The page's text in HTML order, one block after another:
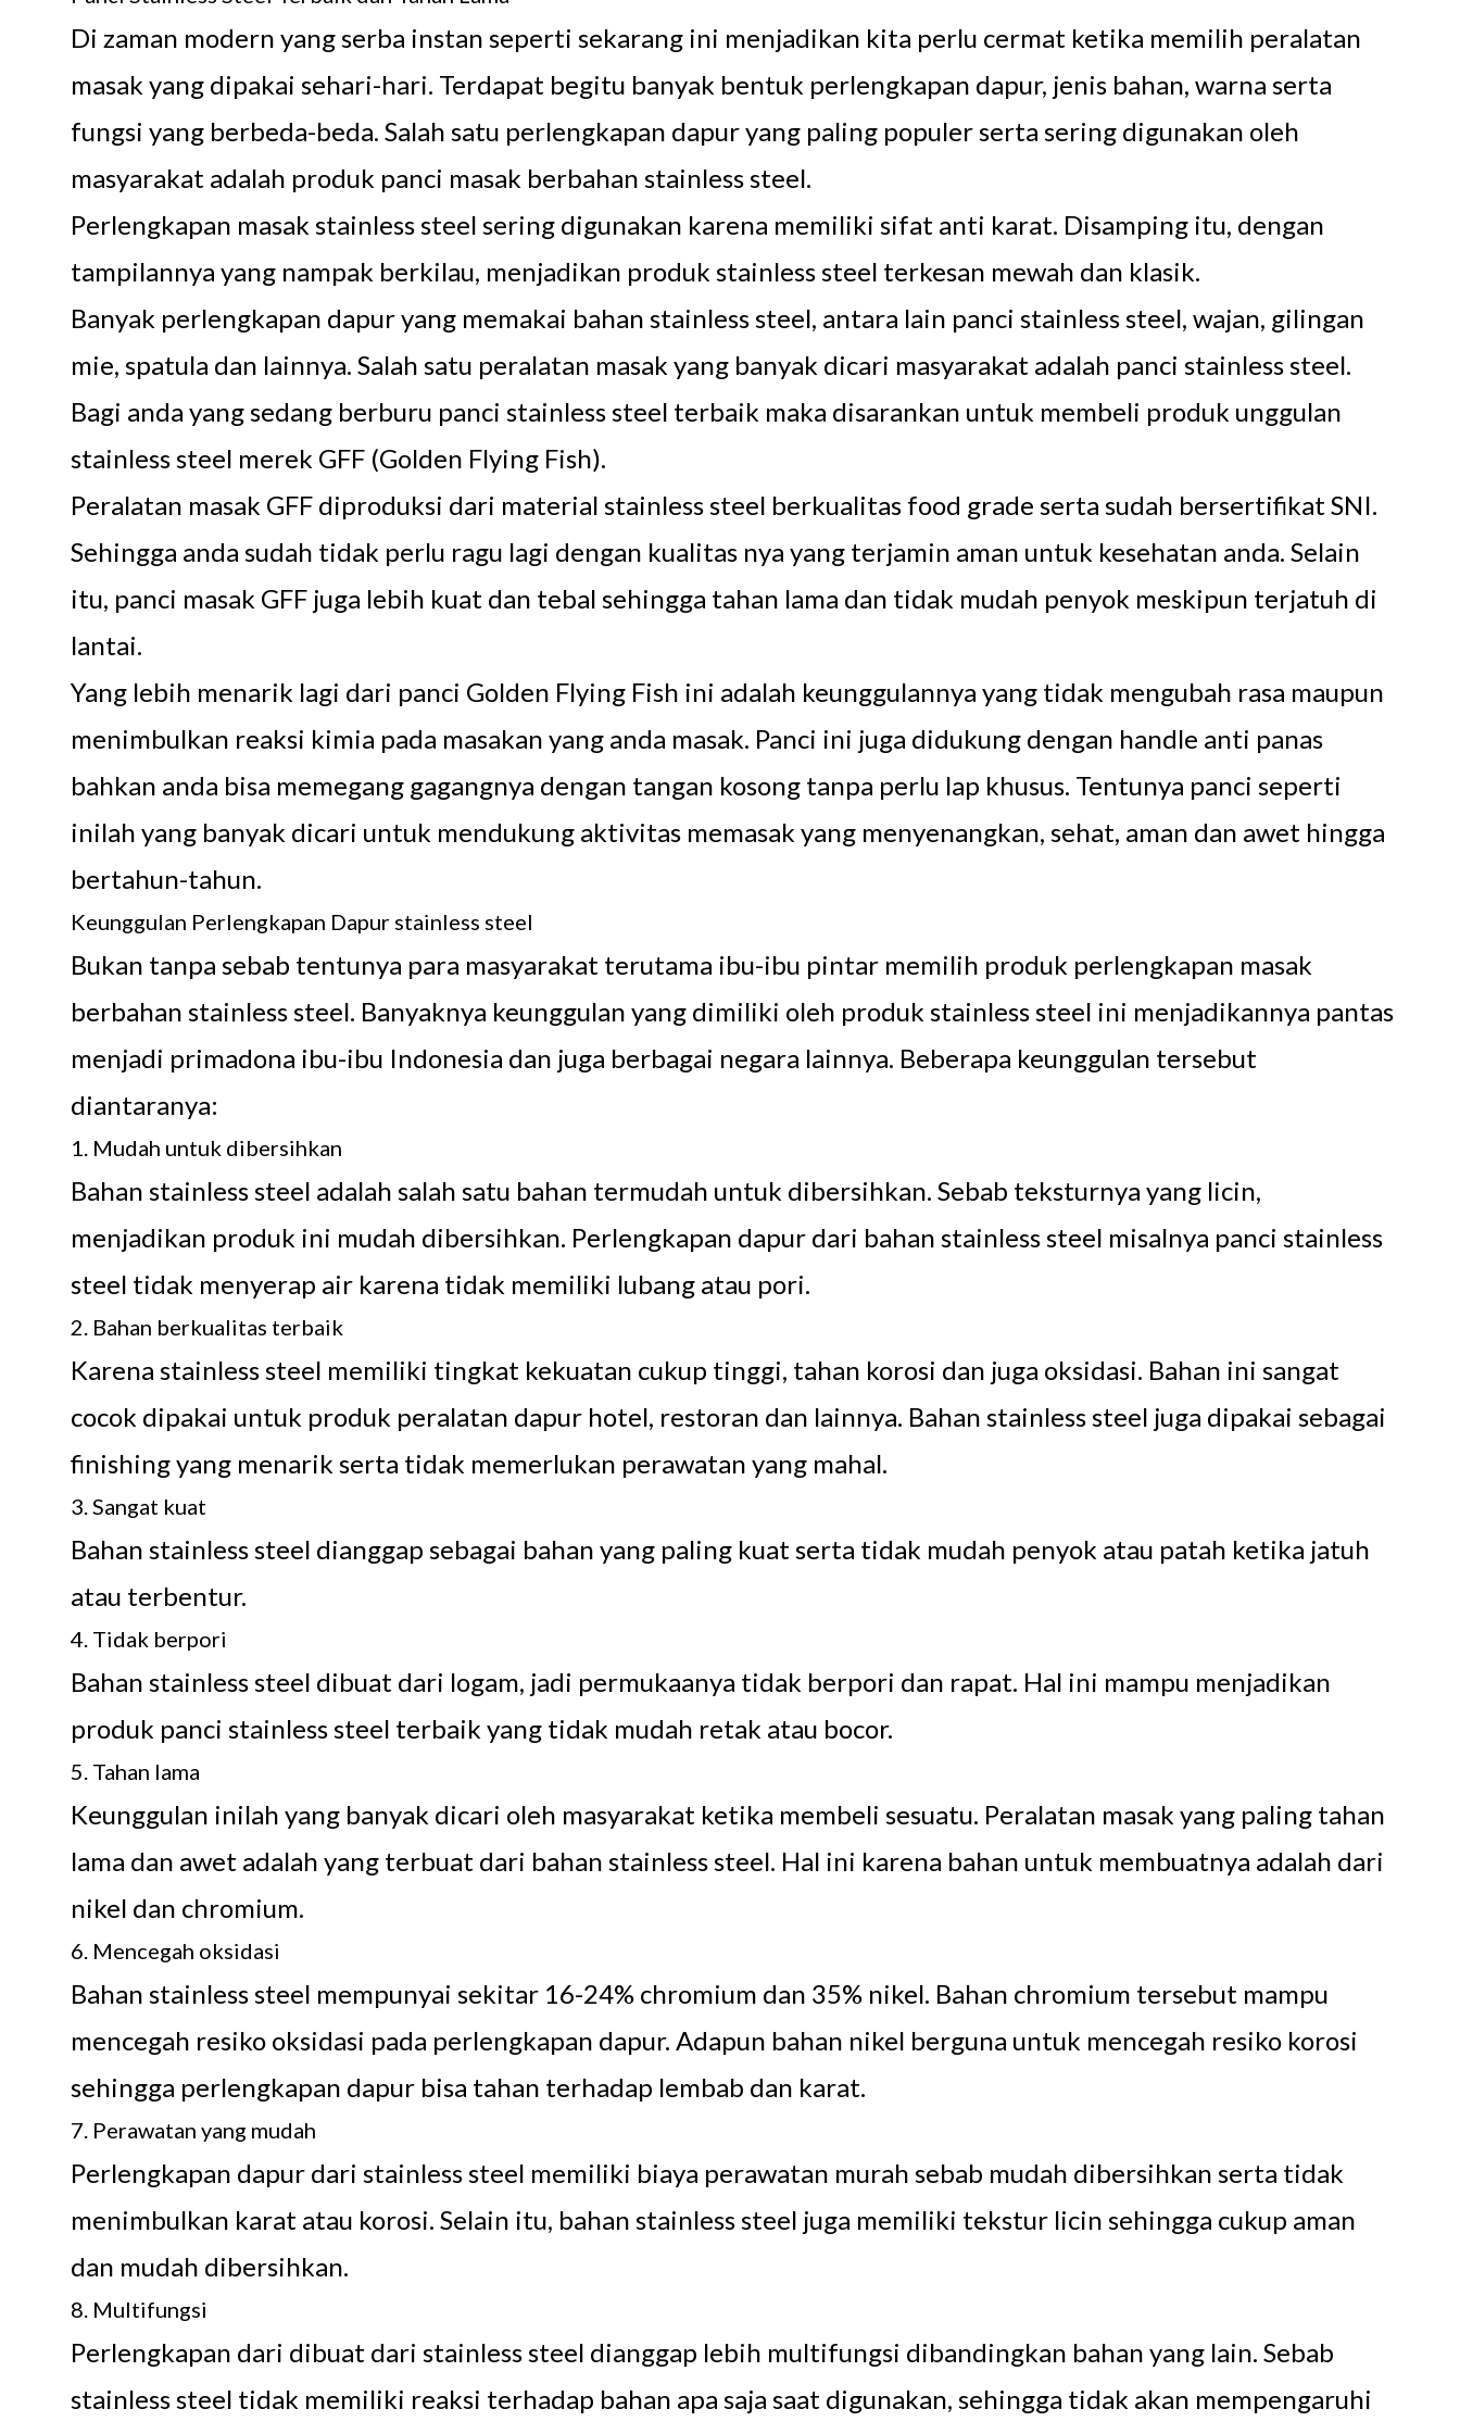
Di zaman modern yang serba instan seperti sekarang ini menjadikan kita perlu cermat ketika memilih peralatan
masak yang dipakai sehari-hari. Terdapat begitu banyak bentuk perlengkapan dapur, jenis bahan, warna serta
fungsi yang berbeda-beda. Salah satu perlengkapan dapur yang paling populer serta sering digunakan oleh
masyarakat adalah produk panci masak berbahan stainless steel.
Perlengkapan masak stainless steel sering digunakan karena memiliki sifat anti karat. Disamping itu, dengan
tampilannya yang nampak berkilau, menjadikan produk stainless steel terkesan mewah dan klasik.
Banyak perlengkapan dapur yang memakai bahan stainless steel, antara lain panci stainless steel, wajan, gilingan
mie, spatula dan lainnya. Salah satu peralatan masak yang banyak dicari masyarakat adalah panci stainless steel.
Bagi anda yang sedang berburu panci stainless steel terbaik maka disarankan untuk membeli produk unggulan
stainless steel merek GFF (Golden Flying Fish).
Peralatan masak GFF diproduksi dari material stainless steel berkualitas food grade serta sudah bersertifikat SNI.
Sehingga anda sudah tidak perlu ragu lagi dengan kualitas nya yang terjamin aman untuk kesehatan anda. Selain
itu, panci masak GFF juga lebih kuat dan tebal sehingga tahan lama dan tidak mudah penyok meskipun terjatuh di
lantai.
Yang lebih menarik lagi dari panci Golden Flying Fish ini adalah keunggulannya yang tidak mengubah rasa maupun
menimbulkan reaksi kimia pada masakan yang anda masak. Panci ini juga didukung dengan handle anti panas
bahkan anda bisa memegang gagangnya dengan tangan kosong tanpa perlu lap khusus. Tentunya panci seperti
inilah yang banyak dicari untuk mendukung aktivitas memasak yang menyenangkan, sehat, aman dan awet hingga
bertahun-tahun.
Keunggulan Perlengkapan Dapur stainless steel
Bukan tanpa sebab tentunya para masyarakat terutama ibu-ibu pintar memilih produk perlengkapan masak
berbahan stainless steel. Banyaknya keunggulan yang dimiliki oleh produk stainless steel ini menjadikannya pantas
menjadi primadona ibu-ibu Indonesia dan juga berbagai negara lainnya. Beberapa keunggulan tersebut
diantaranya:
1. Mudah untuk dibersihkan
Bahan stainless steel adalah salah satu bahan termudah untuk dibersihkan. Sebab teksturnya yang licin,
menjadikan produk ini mudah dibersihkan. Perlengkapan dapur dari bahan stainless steel misalnya panci stainless
steel tidak menyerap air karena tidak memiliki lubang atau pori.
2. Bahan berkualitas terbaik
Karena stainless steel memiliki tingkat kekuatan cukup tinggi, tahan korosi dan juga oksidasi. Bahan ini sangat
cocok dipakai untuk produk peralatan dapur hotel, restoran dan lainnya. Bahan stainless steel juga dipakai sebagai
finishing yang menarik serta tidak memerlukan perawatan yang mahal.
3. Sangat kuat
Bahan stainless steel dianggap sebagai bahan yang paling kuat serta tidak mudah penyok atau patah ketika jatuh
atau terbentur.
4. Tidak berpori
Bahan stainless steel dibuat dari logam, jadi permukaanya tidak berpori dan rapat. Hal ini mampu menjadikan
produk panci stainless steel terbaik yang tidak mudah retak atau bocor.
5. Tahan lama
Keunggulan inilah yang banyak dicari oleh masyarakat ketika membeli sesuatu. Peralatan masak yang paling tahan
lama dan awet adalah yang terbuat dari bahan stainless steel. Hal ini karena bahan untuk membuatnya adalah dari
nikel dan chromium.
6. Mencegah oksidasi
Bahan stainless steel mempunyai sekitar 16-24% chromium dan 35% nikel. Bahan chromium tersebut mampu
mencegah resiko oksidasi pada perlengkapan dapur. Adapun bahan nikel berguna untuk mencegah resiko korosi
sehingga perlengkapan dapur bisa tahan terhadap lembab dan karat.
7. Perawatan yang mudah
Perlengkapan dapur dari stainless steel memiliki biaya perawatan murah sebab mudah dibersihkan serta tidak
menimbulkan karat atau korosi. Selain itu, bahan stainless steel juga memiliki tekstur licin sehingga cukup aman
dan mudah dibersihkan.
8. Multifungsi
Perlengkapan dari dibuat dari stainless steel dianggap lebih multifungsi dibandingkan bahan yang lain. Sebab
stainless steel tidak memiliki reaksi terhadap bahan apa saja saat digunakan, sehingga tidak akan mempengaruhi